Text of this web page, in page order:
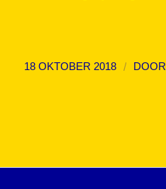
18 OKTOBER 2018 / DOOR